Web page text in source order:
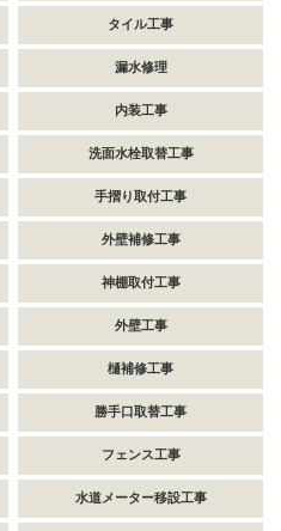
タイル工事
漏水修理
内装工事
洗面水栓取替工事
手摺り取付工事
外壁補修工事
神棚取付工事
外壁工事
樋補修工事
勝手口取替工事
フェンス工事
水道メーター移設工事